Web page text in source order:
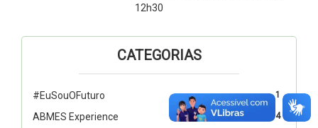
12h30
CATEGORIAS
1
#EuSouOFuturo
4
ABMES Experience